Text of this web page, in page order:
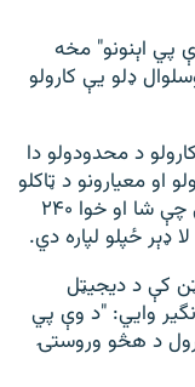
پي اېنونو" مخه
ډلو یې کارولو
د محدودولو دا
او معیارونو د ټاکلو
په موخه او د جنوبي اسیا په دې هېواد کې چې شا او خوا ۲۴۰
ډېر ځپلو لپاره دي.
کې د دیجیټل
وايي: "د وې پي
د هڅو وروستۍ